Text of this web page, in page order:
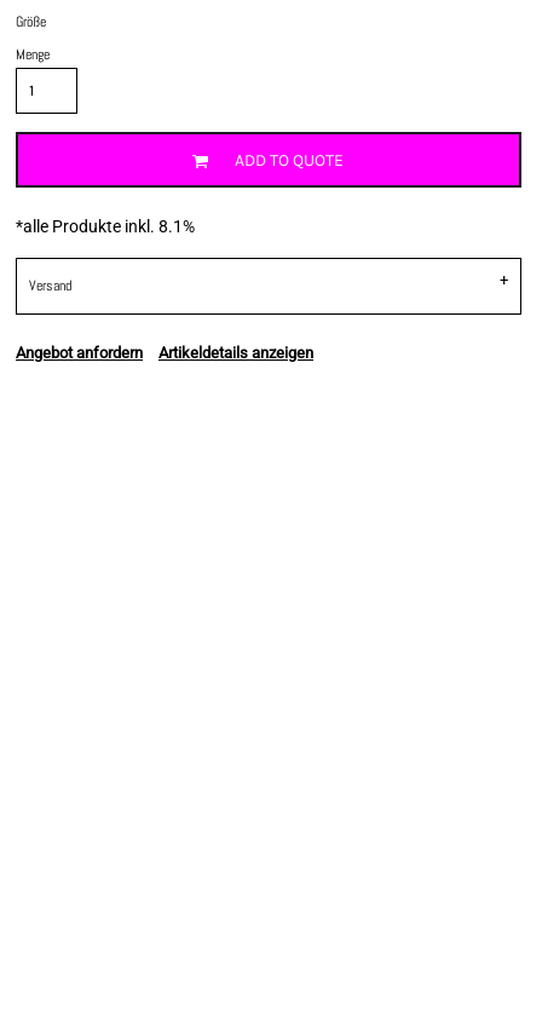
Größe
Menge
ADD TO QUOTE
*alle Produkte inkl. 8.1%
Versand
Angebot anfordern Artikeldetails anzeigen